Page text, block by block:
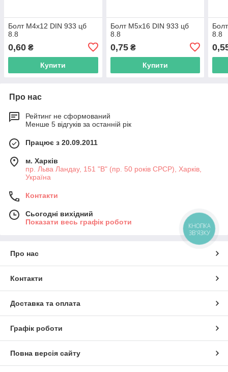
Болт М4х12 DIN 933 цб
8.8
0,60 ₴
Купити
Болт М5х16 DIN 933 цб
8.8
0,75₴
Купити
8.8
Про нас
Рейтинг не сформований
Менше 5 відгуків за останній рік
Працює з 20.09.2011
м. Харків
пр. Льва Ландау, 151 "В" (пр. 50 років СРСР), Харків,
Україна
Контакти
Сьогодні вихідний
Показати весь графік роботи
Про нас
Контакти
Доставка та оплата
Графік роботи
Повна версія сайту
КНОПКА
ЗВ'ЯЗКУ